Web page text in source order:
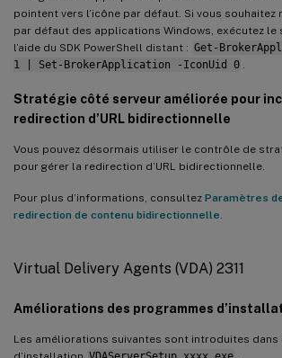
pointent vers l’icône par défaut. Si vous
par défaut des applications Windows, exécutez le
l’aide du SDK PowerShell distant : Get-
1 | Set-BrokerApplication -IconUid 0
Stratégie côté serveur améliorée pour
redirection d’URL bidirectionnelle
Vous pouvez désormais utiliser le contrôle de
pour gérer la redirection d’URL bidirectionnelle.
Pour plus d’informations, consultez Paramètres
redirection de contenu bidirectionnelle
Virtual Delivery Agents (VDA) 2311
Améliorations des programmes
Les améliorations suivantes sont introduites dans